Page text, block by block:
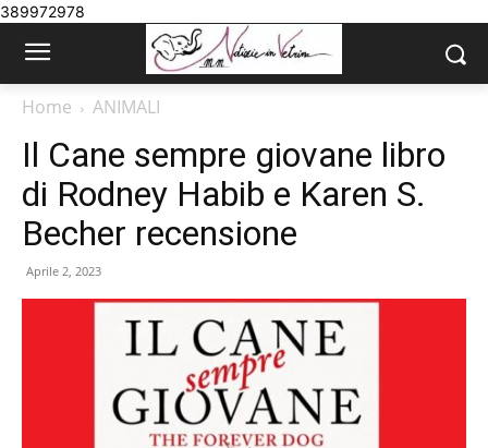
389972978
Home ANIMALI
Il Cane sempre giovane libro
di Rodney Habib e Karen S.
Becher recensione
Aprile 2, 2023